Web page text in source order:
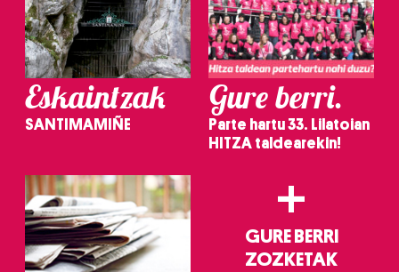
Eskaintzak
SANTIMAMIÑE
Gure berri.
Parte hartu 33. Lilatoian
HITZA taldearekin!
+
GURE BERRI
ZOZKETAK